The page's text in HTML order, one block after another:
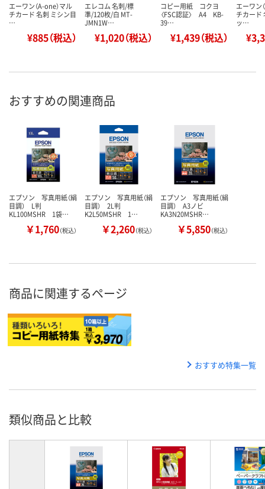
エーワン（A-one）マル
チカード 名刺 ミシン目
…
¥885（税込）
エレコム 名刺/標
準/120枚/白 MT-
JMN1W…
¥1,020（税込）
コピー用紙 コクヨ
〈FSC認証〉 A4 KB-
39…
¥1,439（税込）
エーワン
チカード
ッ…
おすすめの関連商品
エプソン 写真用紙（絹
目調） L判
KL100MSHR 1袋…
￥1,760（税込）
エプソン 写真用紙（絹
目調） 2L判
K2L50MSHR 1…
￥2,260（税込）
エプソン 写真用紙（絹
目調） A3ノビ
KA3N20MSHR…
￥5,850（税込）
商品に関連するページ
おすすめ特集一覧
類似商品と比較